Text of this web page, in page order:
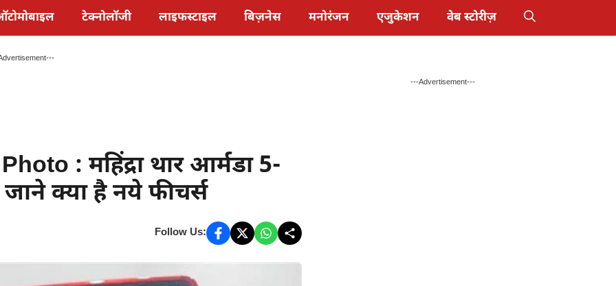
टेक्नोलॉजी लाइफस्टाइल बिज़नेस मनोरंजन एजुकेशन वेब स्टोरीज़
: महिंद्रा थार आर्मडा 5-
क्या है नये फीचर्स
Follow Us:
---Advertisement---